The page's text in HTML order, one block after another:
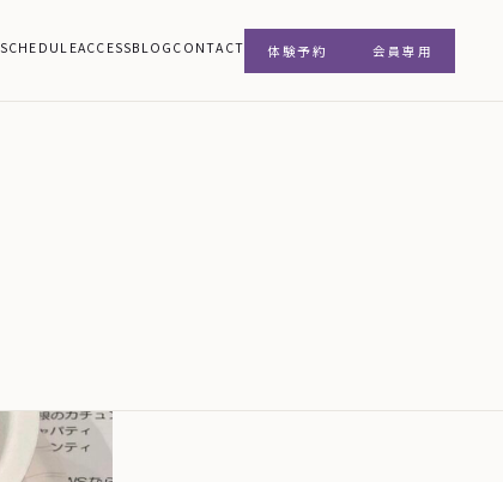
SCHEDULEACCESSBLOG CONTACT 体験予約 会員専用